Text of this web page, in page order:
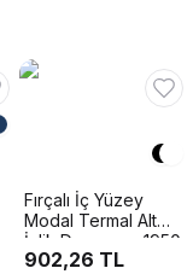
Fırçalı İç Yüzey
Modal Termal Alt
İçlik Doreanse 1950
902,26 TL